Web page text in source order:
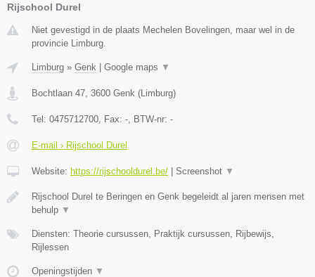
Rijschool Durel
Niet gevestigd in de plaats Mechelen Bovelingen, maar wel in de
provincie Limburg.
Limburg » Genk Google maps ▼
Bochtlaan 47 3600 Genk ( Limburg)
Tel: 0475712700 , Fax: - , BTW-nr: -
E-mail › Rijschool Durel
Website: https://rijschooldurel.be/ Screenshot ▼
Rijschool Durel te Beringen en Genk begeleidt al jaren mensen met
behulp ▼
Diensten: Theorie cursussen, Praktijk cursussen, Rijbewijs,
Rijlessen
Openingstijden ▼